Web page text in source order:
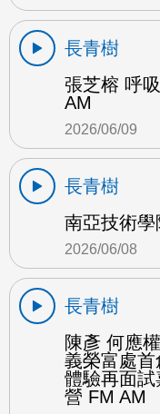
長青樹
張芝榕 呼
AM
2026/06/09
長青樹
南亞技術
2026/06/08
長青樹
陳彥 何應
義榮富處
體驗再面
營 FM AM